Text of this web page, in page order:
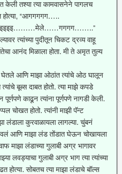
केली तश्या त्या कामवासनेने पागलच
होत्या, “आगगगगग…..
त्यांच्या पुदीतून चिकट द्रव्य वाहू
आनंद मिळाला होता. मी ते अमृत तुल्य
आणि माझा ओठांत त्यांचे ओठ घालून
बूब्स दाबत होतो. त्या माझे कपडे
पूर्णपणे काढून त्यांना पूर्णपणे नागडी केली.
चोखत होतो. त्यांनी माझी पॅन्ट
कुरवाळायला लागल्या. चुंबनं
आणि माझा लंड तोंडात घेऊन चोखायला
माझा लंडाच्या गुलाबी अग्र भागावर
लवड्याचा गुलाबी अग्र भाग त्या त्यांच्या
सोबतच त्या माझा लंडाचे बॉल्स